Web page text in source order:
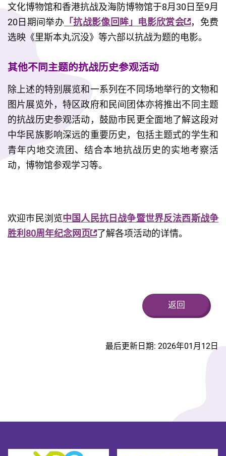
文化博物馆和香港抗战及海防博物馆于8月30日至9月
20日期间举办 「抗战影像回眸」电影欣赏会 ，免费
选映《里斯本丸沉没》等六部以抗战为题的电影。
其他不同主题的抗战历史参观活动
除上述的特别展览和一系列在不同场地举行的文物和
图片展览外，特区政府和民间团体亦将推出不同主题
的抗战历史参观活动，鼓励市民更全面地了解这段对
中华民族影响深远的重要历史，包括主题式的学生和
青年内地交流团、结合本地抗战历史的实地考察活
动，博物馆参观学习等。
欢迎巿民浏览中国人民抗日战争暨世界反法西斯战争
胜利80周年纪念网页 了解各项活动的详情。
返回
最后更新日期: 2026年01月12日